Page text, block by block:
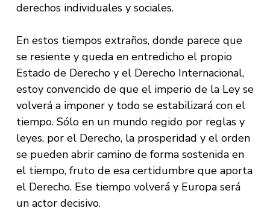
derechos individuales y sociales.
En estos tiempos extraños, donde parece que
se resiente y queda en entredicho el propio
Estado de Derecho y el Derecho Internacional,
estoy convencido de que el imperio de la Ley se
volverá a imponer y todo se estabilizará con el
tiempo. Sólo en un mundo regido por reglas y
leyes, por el Derecho, la prosperidad y el orden
se pueden abrir camino de forma sostenida en
el tiempo, fruto de esa certidumbre que aporta
el Derecho. Ese tiempo volverá y Europa será
un actor decisivo.